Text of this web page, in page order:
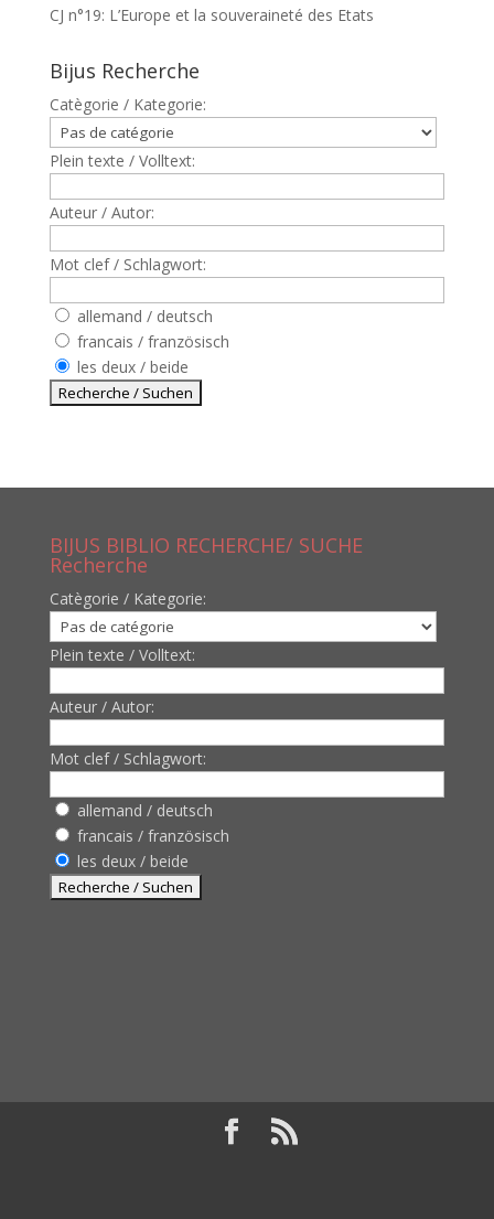
CJ n°19: L’Europe et la souveraineté des Etats
Bijus Recherche
Catègorie / Kategorie:
Plein texte / Volltext:
Auteur / Autor:
Mot clef / Schlagwort:
allemand / deutsch
francais / französisch
les deux / beide
BIJUS BIBLIO RECHERCHE/ SUCHE
Recherche
Catègorie / Kategorie:
Plein texte / Volltext:
Auteur / Autor:
Mot clef / Schlagwort:
allemand / deutsch
francais / französisch
les deux / beide